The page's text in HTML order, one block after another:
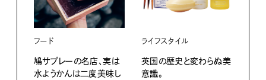
フード
鳩サブレーの名店、実は
水ようかんは二度美味し
ライフスタイル
英国の歴史と変わらぬ美
意識。